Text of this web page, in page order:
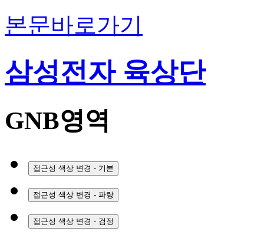
본문바로가기
삼성전자 육상단
GNB영역
접근성 색상 변경 - 기본
접근성 색상 변경 - 파랑
접근성 색상 변경 - 검정